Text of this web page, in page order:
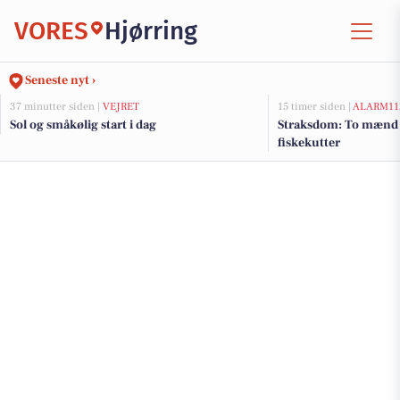
VORES Hjørring
Seneste nyt ›
37 minutter siden | VEJRET
Sol og småkølig start i dag
15 timer siden |
Straksdom: To
fiskekutter